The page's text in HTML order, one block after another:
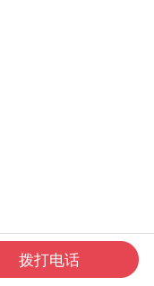
现 我的
拨打电话